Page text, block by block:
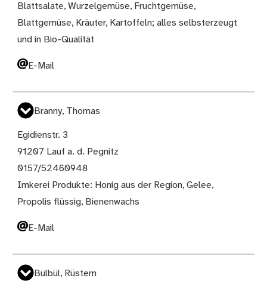
Blattsalate, Wurzelgemüse, Fruchtgemüse,
Blattgemüse, Kräuter, Kartoffeln; alles selbsterzeugt
und in Bio-Qualität
E-Mail
Branny, Thomas
Egidienstr. 3
91207 Lauf a. d. Pegnitz
0157/52460948
Imkerei Produkte: Honig aus der Region, Gelee,
Propolis flüssig, Bienenwachs
E-Mail
Bülbül, Rüstem